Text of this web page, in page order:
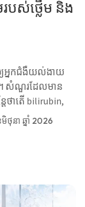
បស់ថ្លើម និង
ឲ្យអ្នកជំងឺយល់ងាយ
។ សំណួរដែលមាន
ថាតើ bilirubin,
ញ្ញាសម្គាល់
ថ្ងៃទី 27 ខែ
នាំ 2026 🩺 […]
មិថុនា ឆ្នាំ 2026